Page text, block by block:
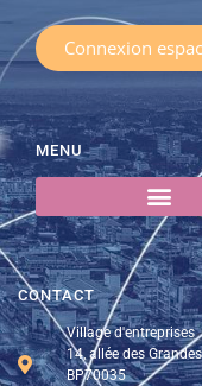
CONTACT
Village d'entreprises
14, allée des
BP70035
MENU
Connexion